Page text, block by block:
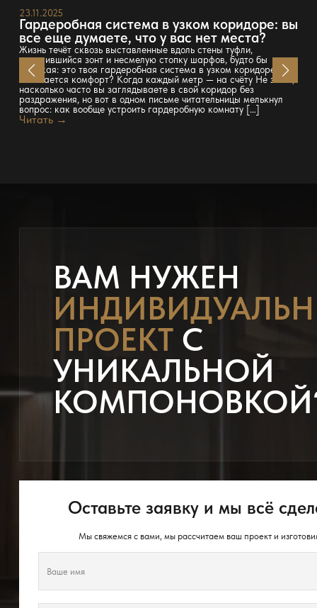
23.11.2025
Гардеробная система в узком коридоре: вы
все еще думаете, что у вас нет места?
Жизнь течёт сквозь выставленные вдоль стены туфли,
запылившийся зонт и несмелую стопку шарфов, будто бы
намекая: это твоя гардеробная система в узком коридоре. Где
начинается комфорт? Когда каждый метр — на счёту Не знаю,
насколько часто вы заглядываете в свой коридор без
раздражения, но вот в одном письме читательницы мелькнул
вопрос: как вообще устроить гардеробную комнату […]
Читать →
ВАМ НУЖЕН
ПРОЕКТС
УНИКАЛЬНОЙ
Оставьте заявку и мы всё
Мы свяжемся с вами, мы рассчитаем ваш проект и